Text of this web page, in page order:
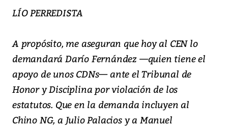
LÍO PERREDISTA
A propósito, me aseguran que hoy al CEN lo
demandará Darío Fernández —quien tiene el
apoyo de unos CDNs— ante el Tribunal de
Honor y Disciplina por violación de los
estatutos. Que en la demanda incluyen al
Chino NG, a Julio Palacios y a Manuel